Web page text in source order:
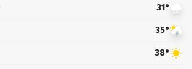
31°
35°
38°